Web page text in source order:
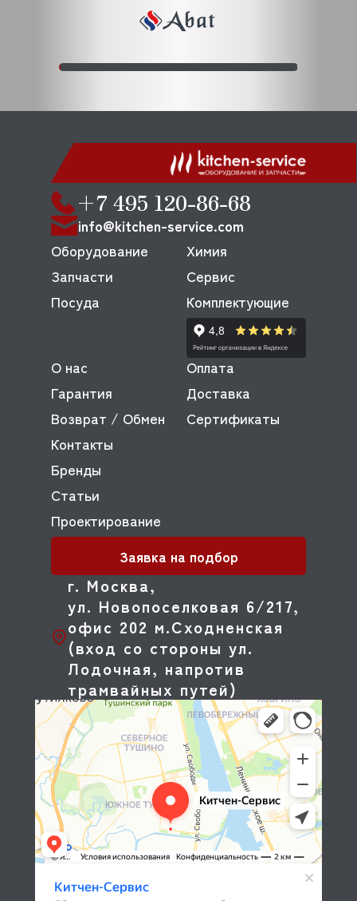
+7 495 120-86-68
info@kitchen-service.com
г. Москва,
ул. Новопоселковая 6/217,
офис 202 м.Сходненская
(вход со стороны ул.
Лодочная, напротив
трамвайных путей)
Оборудование
Запчасти
Посуда
Химия
Сервис
Комплектующие
О нас
Оплата
Гарантия
Доставка
Возврат / Обмен
Сертификаты
Контакты
Бренды
Статьи
Проектирование
Заявка на подбор